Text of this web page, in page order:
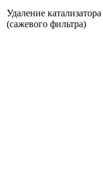
Удаление катализатора
(сажевого фильтра)